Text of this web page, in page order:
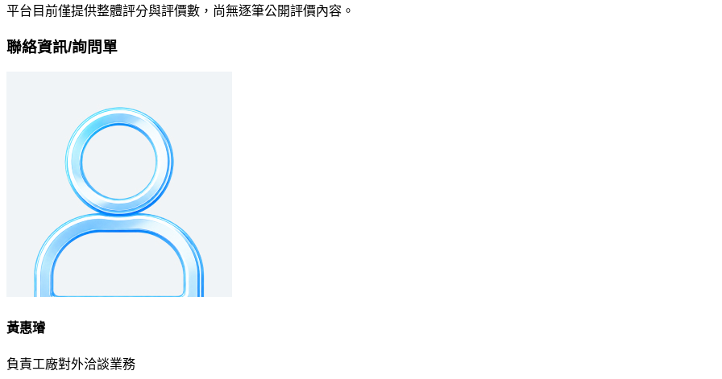
平台目前僅提供整體評分與評價數，尚無逐筆公開評價內容。
聯絡資訊/詢問單
黃惠璿
負責工廠對外洽談業務